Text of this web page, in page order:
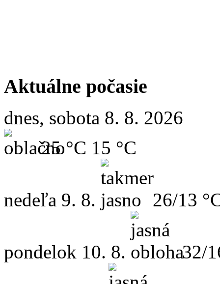
Aktuálne počasie
dnes, sobota 8. 8. 2026
25 °C 15 °C
nedeľa 9. 8. 26/13
pondelok 10. 8. 32/